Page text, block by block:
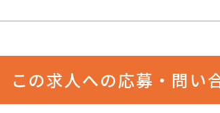
この求人への応募・問い